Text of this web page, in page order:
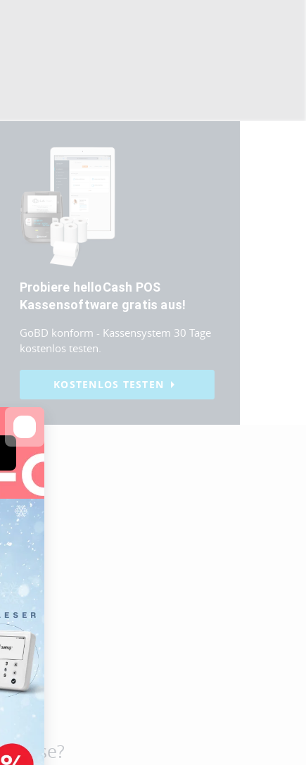
Probiere helloCash POS
Kassensoftware gratis aus!
GoBD konform - Kassensystem 30 Tage
kostenlos testen.
KOSTENLOS TESTEN